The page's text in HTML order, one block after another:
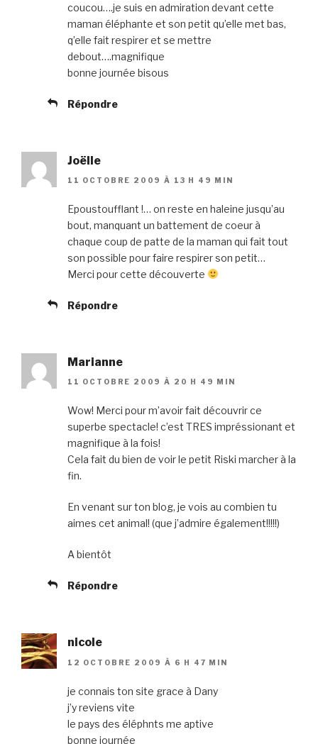
coucou….je suis en admiration devant cette
maman éléphante et son petit qu’elle met bas,
q’elle fait respirer et se mettre
debout….magnifique
bonne journée bisous
Répondre
Joëlle
11 OCTOBRE 2009 À 13 H 49 MIN
Epoustoufflant !… on reste en haleine jusqu’au
bout, manquant un battement de coeur à
chaque coup de patte de la maman qui fait tout
son possible pour faire respirer son petit…
Merci pour cette découverte
Répondre
Marianne
11 OCTOBRE 2009 À 20 H 49 MIN
Wow! Merci pour m’avoir fait découvrir ce
superbe spectacle! c’est TRES impréssionant et
magnifique à la fois!
Cela fait du bien de voir le petit Riski marcher à la
fin.
En venant sur ton blog, je vois au combien tu
aimes cet animal! (que j’admire également!!!!!)
A bientôt
Répondre
nicole
12 OCTOBRE 2009 À 6 H 47 MIN
je connais ton site grace à Dany
j’y reviens vite
le pays des éléphnts me aptive
bonne journée